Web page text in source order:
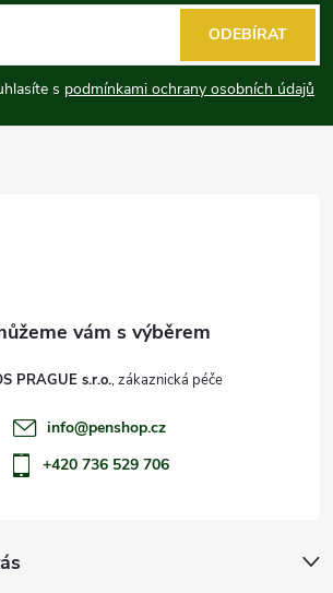
s podmínkami ochrany osobních údajů
ODEBÍRAT
PRAGUE s.r.o.
info@penshop.cz
+420 736 529 706